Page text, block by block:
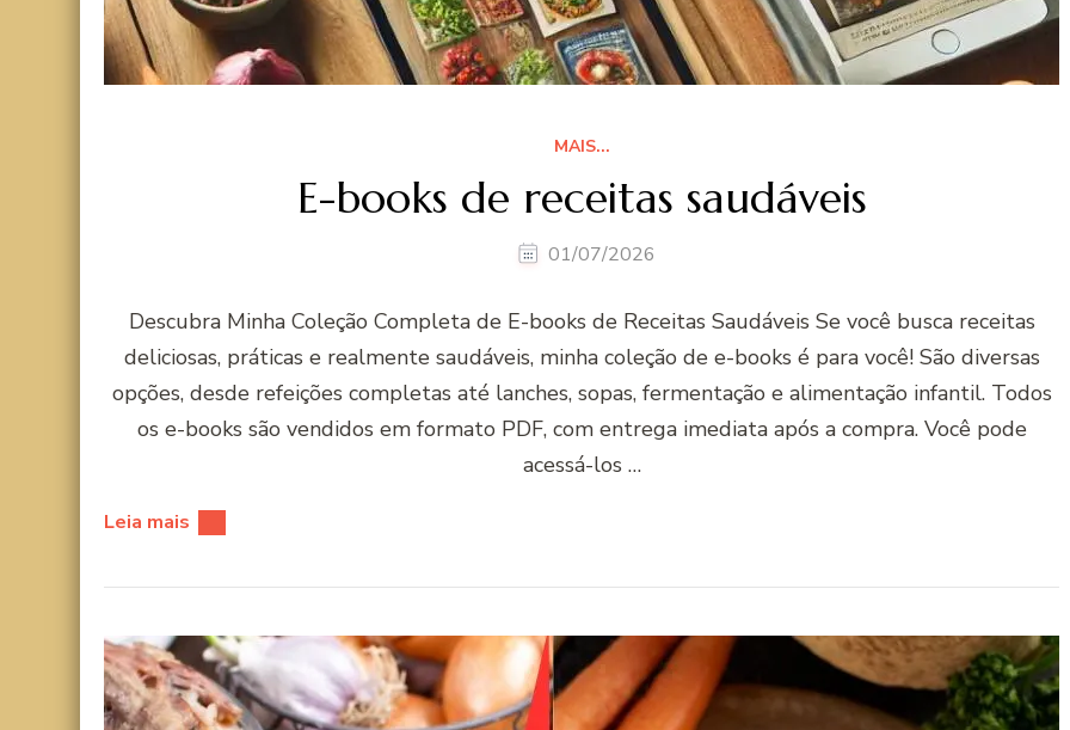
MAIS...
E-books de receitas saudáveis
01/07/2026
Descubra Minha Coleção Completa de E-books de Receitas Saudáveis Se você busca receitas
deliciosas, práticas e realmente saudáveis, minha coleção de e-books é para você! São diversas
opções, desde refeições completas até lanches, sopas, fermentação e alimentação infantil. Todos
os e-books são vendidos em formato PDF, com entrega imediata após a compra. Você pode
acessá-los …
Leia mais